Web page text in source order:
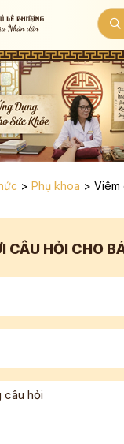
> Phụ khoa > Viêm
CÂU HỎI CHO